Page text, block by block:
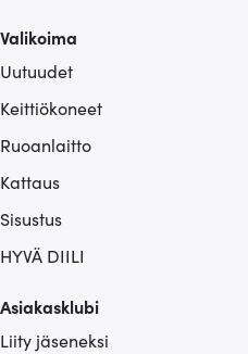
Valikoima
Uutuudet
Keittiökoneet
Ruoanlaitto
Kattaus
Sisustus
HYVÄ DIILI
Asiakasklubi
Liity jäseneksi